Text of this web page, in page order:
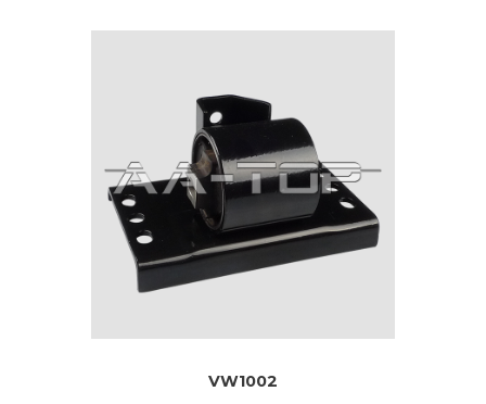
VW1002